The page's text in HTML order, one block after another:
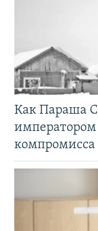
Как Параша
императором
компромисса